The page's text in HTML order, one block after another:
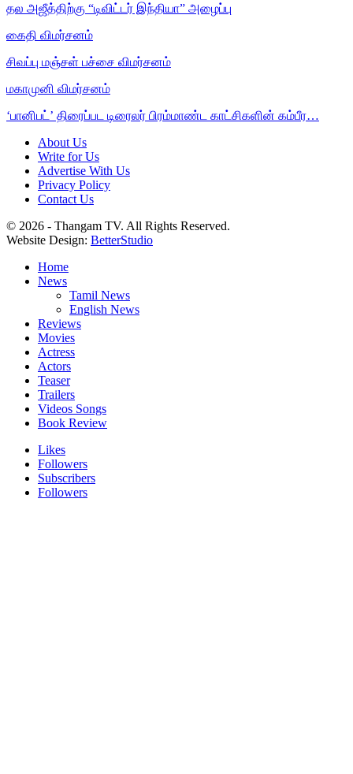
தல அஜீத்திற்கு “டிவிட்டர் இந்தியா” அழைப்பு
கைதி விமர்சனம்
சிவப்பு மஞ்சள் பச்சை விமர்சனம்
மகாமுனி விமர்சனம்
‘பானிபட்’ திரைப்பட டிரைலர் பிரம்மாண்ட காட்சிகளின் கம்பீர…
About Us
Write for Us
Advertise With Us
Privacy Policy
Contact Us
© 2026 - Thangam TV. All Rights Reserved.
Website Design: BetterStudio
Home
News
Tamil News
English News
Reviews
Movies
Actress
Actors
Teaser
Trailers
Videos Songs
Book Review
Likes
Followers
Subscribers
Followers